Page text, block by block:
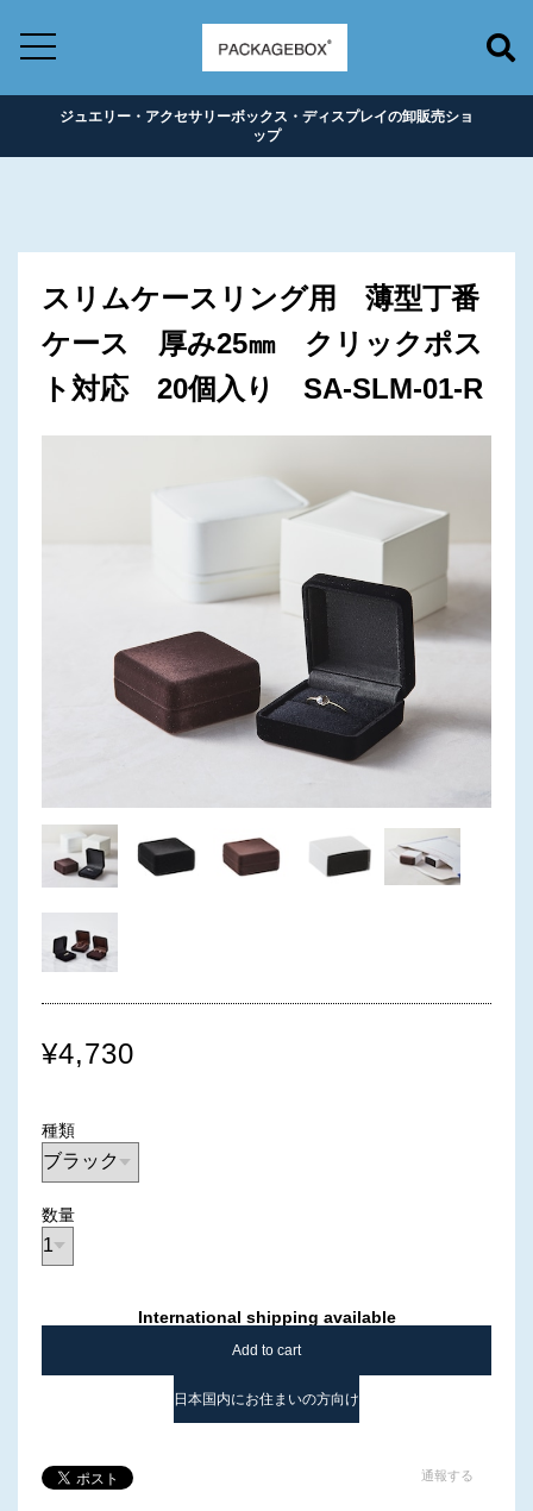
ジュエリー・アクセサリーボックス・ディスプレイの卸販売ショ
ップ
スリムケースリング用 薄型丁番
ケース 厚み25㎜ クリックポス
ト対応 20個入り SA-SLM-01-R
¥4,730
種類
数量
International shipping available
Add to cart
日本国内にお住まいの方向け
通報する